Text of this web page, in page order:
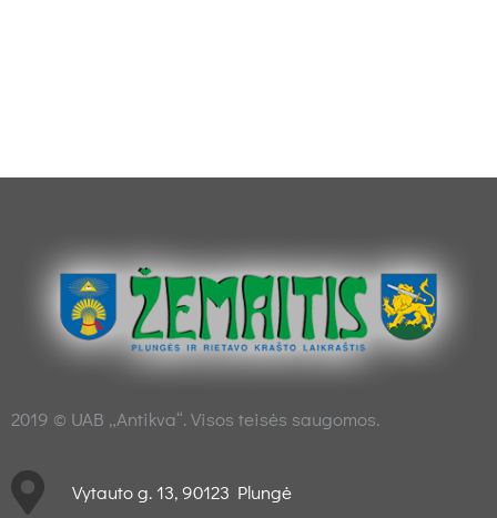
2019 © UAB „Antikva“. Visos teisės saugomos.
Vytauto g. 13, 90123 Plungė